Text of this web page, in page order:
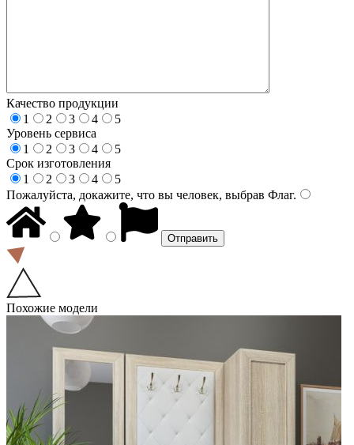
Качество продукции
1
2 3 4
5
Уровень сервиса
1
2 3 4
5
Срок изготовления
1
2 3 4
5
Пожалуйста, докажите, что вы человек, выбрав Флаг.
Похожие модели